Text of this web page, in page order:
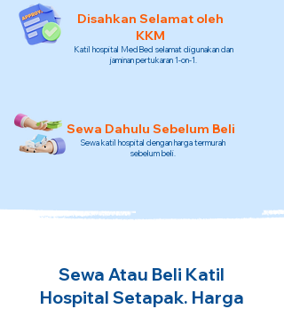
Disahkan Selamat oleh
KKM
Katil hospital MedBed selamat digunakan dan
jaminan pertukaran 1-on-1.
Sewa Dahulu Sebelum Beli
Sewa katil hospital dengan harga termurah
sebelum beli.
Sewa Atau Beli Katil
Hospital Setapak. Harga